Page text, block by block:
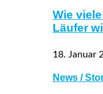
Wie
Läufer
18. Januar
News /